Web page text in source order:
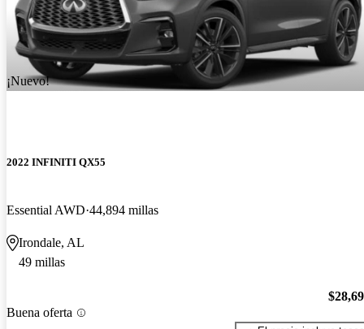
¡Nuevo!
2022 INFINITI QX55
Essential AWD 44,894 millas
Irondale, AL
49 millas
Buena oferta